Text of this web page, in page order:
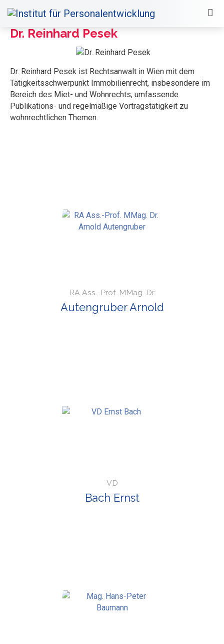
Dr. Reinhard Pesek
Dr. Reinhard Pesek ist Rechtsanwalt in Wien mit dem
Tätigkeitsschwerpunkt Immobilienrecht, insbesondere im
Bereich des Miet- und Wohnrechts; umfassende
Publikations- und regelmäßige Vortragstätigkeit zu
wohnrechtlichen Themen.
RA Ass.-Prof. MMag. Dr.
Autengruber Arnold
VD
Bach Ernst